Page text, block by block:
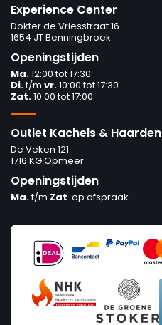
Experience Center
Dokter de Vriesstraat 16
1654 JT Benningbroek
Openingstijden
Ma.12:00 tot 17:30
Di.t/m vr.10:00 tot 17:30
Zat.10:00 tot 17:00
Outlet Kachels & Haarden
De Veken 121
1716 KG Opmeer
Openingstijden
Ma.t/m Zat. op afspraak